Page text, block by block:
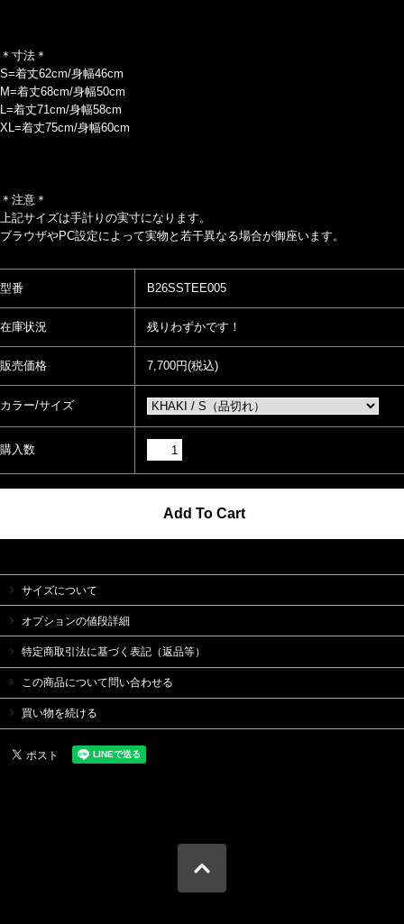
＊寸法＊
S=着丈62cm/身幅46cm
M=着丈68cm/身幅50cm
L=着丈71cm/身幅58cm
XL=着丈75cm/身幅60cm
＊注意＊
上記サイズは手計りの実寸になります。
ブラウザやPC設定によって実物と若干異なる場合が御座います。
型番 B26SSTEE005
在庫状況 残りわずかです！
販売価格 7,700円(税込)
カラー/サイズ
購入数
サイズについて
オプションの値段詳細
特定商取引法に基づく表記（返品等）
この商品について問い合わせる
買い物を続ける